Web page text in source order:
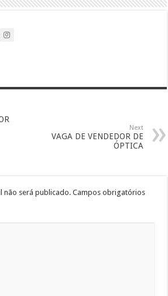
Next
VAGA DE VENDEDOR DE
ÓPTICA
não será publicado. Campos obrigatórios